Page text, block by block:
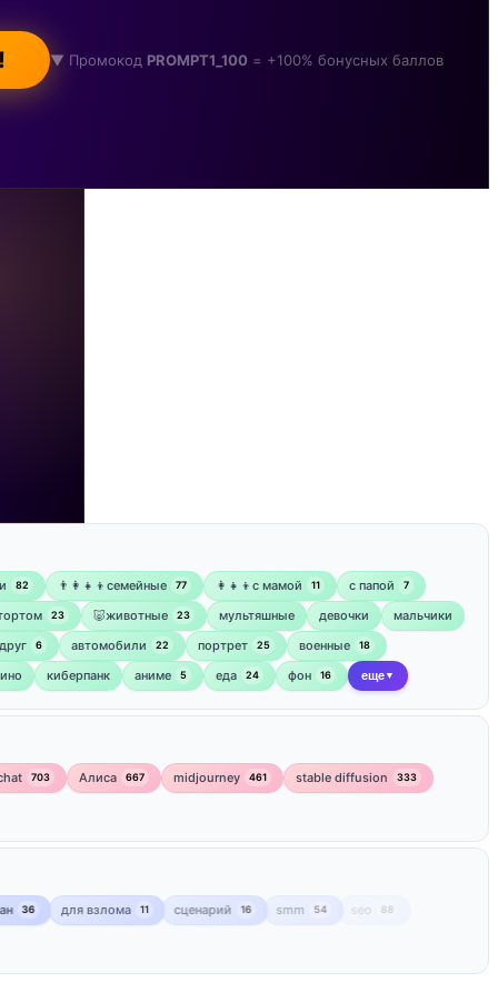
▼ Промокод PROMPT1_100 = +100% бонусных баллов
82 👨‍👩‍👧‍👦семейные 77 👩‍👧‍👦с мамой 11 ‍с папой 7
23 🐷животные 23 мультяшные девочки
мальчики
6 автомобили 22 портрет 25 военные 18
киберпанк аниме 5 еда 24 фон 16 еще ▼
703 Алиса 667 midjourney 461 stable diffusion 333
36 для взлома 11 сценарий 16 smm seo